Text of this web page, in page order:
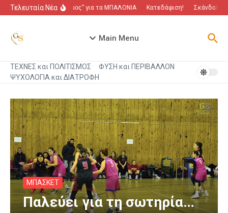
Μετάβαση στο περιεχόμενο
Τελευταία Νέα“Πόλεμος” για τα ΜΠΑΛΟΝΙΑ Κατεδάφιση! Σκάνδαλο
Main Menu
ΤΕΧΝΕΣ και ΠΟΛΙΤΙΣΜΟΣ
ΦΥΣΗ και ΠΕΡΙΒΑΛΛΟΝ
ΨΥΧΟΛΟΓΙΑ και ΔΙΑΤΡΟΦΗ
ΜΠΑΣΚΕΤ
Παλεύει για τη σωτηρία…